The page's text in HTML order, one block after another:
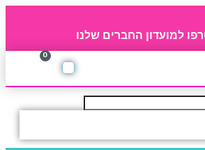
למועדון החברים שלנו
0